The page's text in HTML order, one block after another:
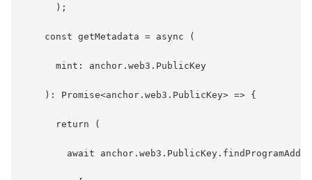
);
const getMetadata = async (
mint: anchor.web3.PublicKey
): Promise<anchor.web3.PublicKey> => {
return (
await